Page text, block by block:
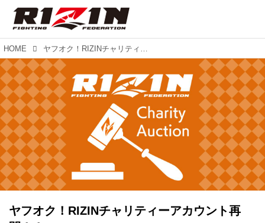
HOME ヤフオク！RIZINチャリティーアカウント再開！！
ヤフオク！RIZINチャリティーアカウント再